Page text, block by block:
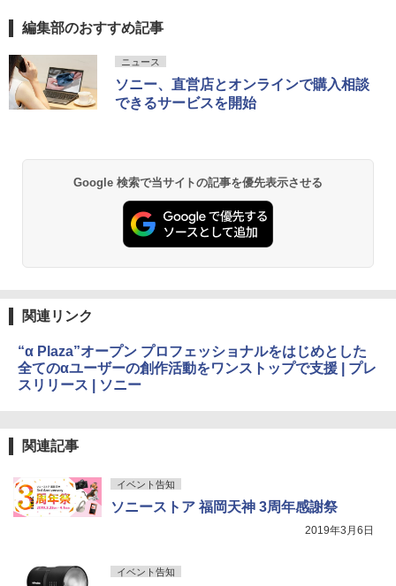
編集部のおすすめ記事
ニュース
ソニー、直営店とオンラインで購入相談
できるサービスを開始
Google 検索で当サイトの記事を優先表示させる
関連リンク
“α Plaza”オープン プロフェッショナルをはじめとした
全てのαユーザーの創作活動をワンストップで支援 | プレ
スリリース | ソニー
関連記事
イベント告知
ソニーストア 福岡天神 3周年感謝祭
2019年3月6日
イベント告知